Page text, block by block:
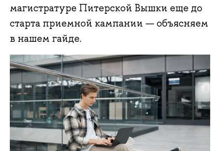
магистратуре Питерской Вышки еще до
старта приемной кампании — объясняем
в нашем гайде.